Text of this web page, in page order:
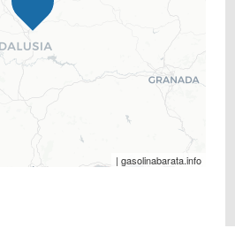
| gasolinabarata.info